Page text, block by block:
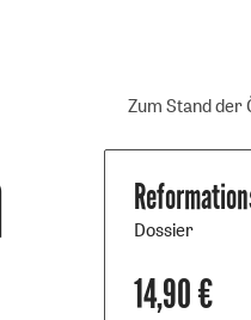
Zum Stand der
:
Dossier
14,90 €